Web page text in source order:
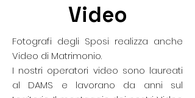
Video
Fotografi degli Sposi realizza anche
Video di Matrimonio.
I nostri operatori video sono laureati
al DAMS e lavorano da anni sul